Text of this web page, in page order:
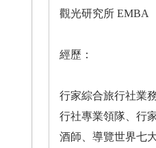
觀光研究所 EMBA
經歷：
行家綜合旅行社業
行社專業領隊、行
酒師、導覽世界七